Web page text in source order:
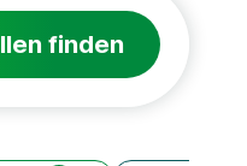
finden